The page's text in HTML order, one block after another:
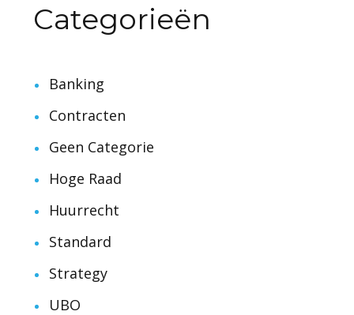
Categorieën
Banking
Contracten
Geen Categorie
Hoge Raad
Huurrecht
Standard
Strategy
UBO